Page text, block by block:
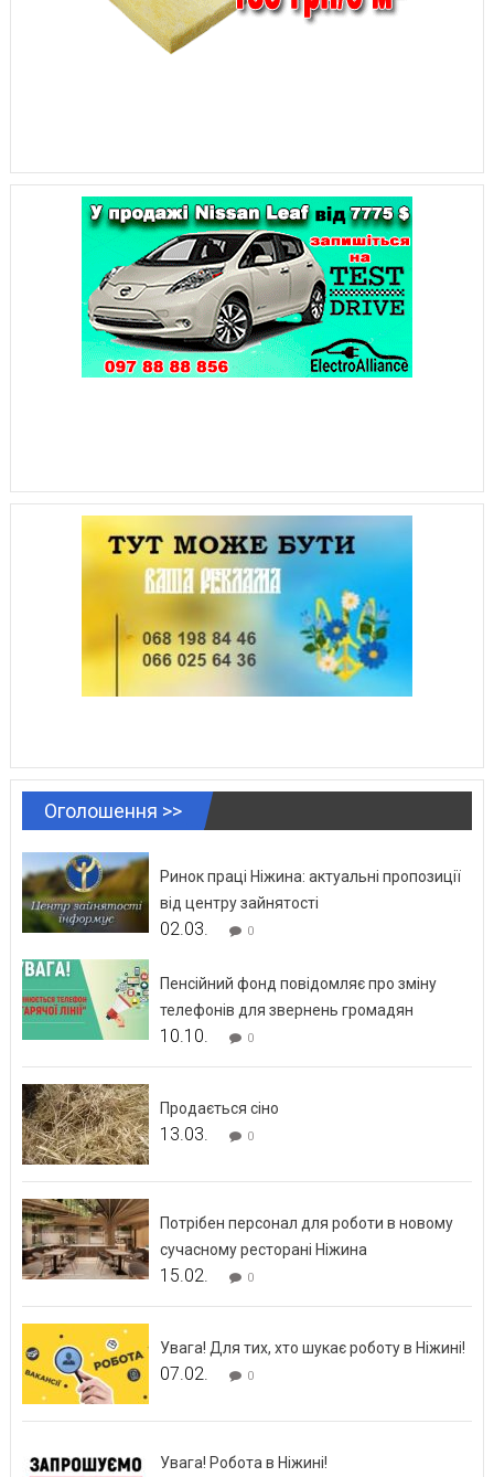
Оголошення >>
Ринок праці Ніжина: актуальні пропозиції
від центру зайнятості
02.03. 0
Пенсійний фонд повідомляє про зміну
телефонів для звернень громадян
10.10. 0
Продається сіно
13.03. 0
Потрібен персонал для роботи в новому
сучасному ресторані Ніжина
15.02. 0
Увага! Для тих, хто шукає роботу в Ніжині!
07.02. 0
Увага! Робота в Ніжині!